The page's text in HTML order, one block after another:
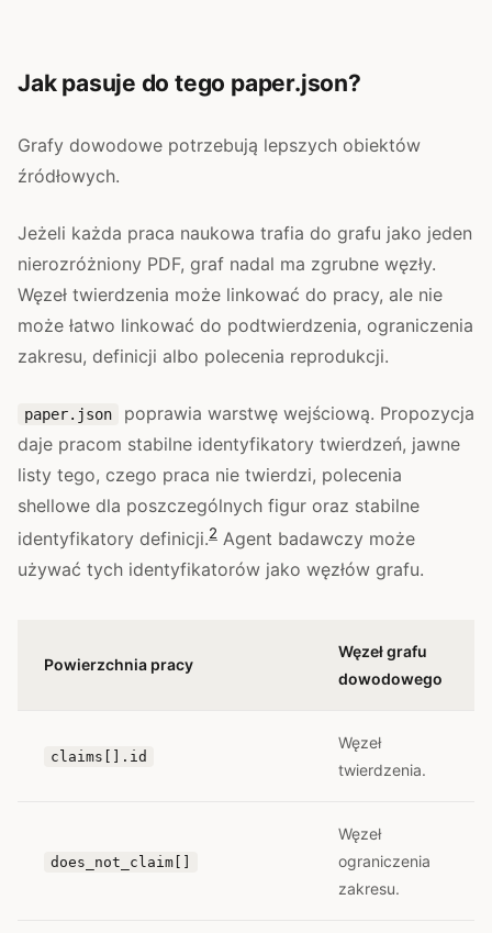
Jak pasuje do tego paper.json?
Grafy dowodowe potrzebują lepszych obiektów
źródłowych.
Jeżeli każda praca naukowa trafia do grafu jako jeden
nierozróżniony PDF, graf nadal ma zgrubne węzły.
Węzeł twierdzenia może linkować do pracy, ale nie
może łatwo linkować do podtwierdzenia, ograniczenia
zakresu, definicji albo polecenia reprodukcji.
paper.json
poprawia warstwę wejściową. Propozycja
daje pracom stabilne identyfikatory twierdzeń, jawne
listy tego, czego praca nie twierdzi, polecenia
shellowe dla poszczególnych figur oraz stabilne
identyfikatory definicji.2 Agent badawczy może
używać tych identyfikatorów jako węzłów grafu.
Powierzchnia pracy
Węzeł grafu
dowodowego
claims[].id
Węzeł
twierdzenia.
does_not_claim[]
Węzeł
ograniczenia
zakresu.